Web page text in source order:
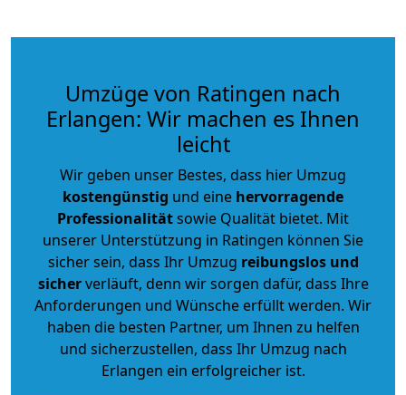
Umzüge von Ratingen nach
Erlangen: Wir machen es Ihnen
leicht
Wir geben unser Bestes, dass hier Umzug
kostengünstig und eine hervorragende
Professionalitätsowie Qualität bietet. Mit
unserer Unterstützung in Ratingen können Sie
sicher sein, dass Ihr Umzug reibungslos und
sicherverläuft, denn wir sorgen dafür, dass Ihre
Anforderungen und Wünsche erfüllt werden. Wir
haben die besten Partner, um Ihnen zu helfen
und sicherzustellen, dass Ihr Umzug nach
Erlangen ein erfolgreicher ist.